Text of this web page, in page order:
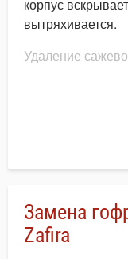
корпус
вытряхивается.
Удаление
Замена
Zafira